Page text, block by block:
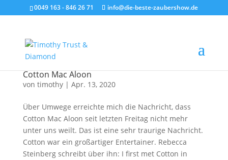
0049 163 - 846 26 71 info@die-beste-zaubershow.de
Cotton Mac Aloon
von timothy| Apr. 13, 2020
Über Umwege erreichte mich die Nachricht, dass
Cotton Mac Aloon seit letzten Freitag nicht mehr
unter uns weilt. Das ist eine sehr traurige Nachricht.
Cotton war ein großartiger Entertainer. Rebecca
Steinberg schreibt über ihn: I first met Cotton in